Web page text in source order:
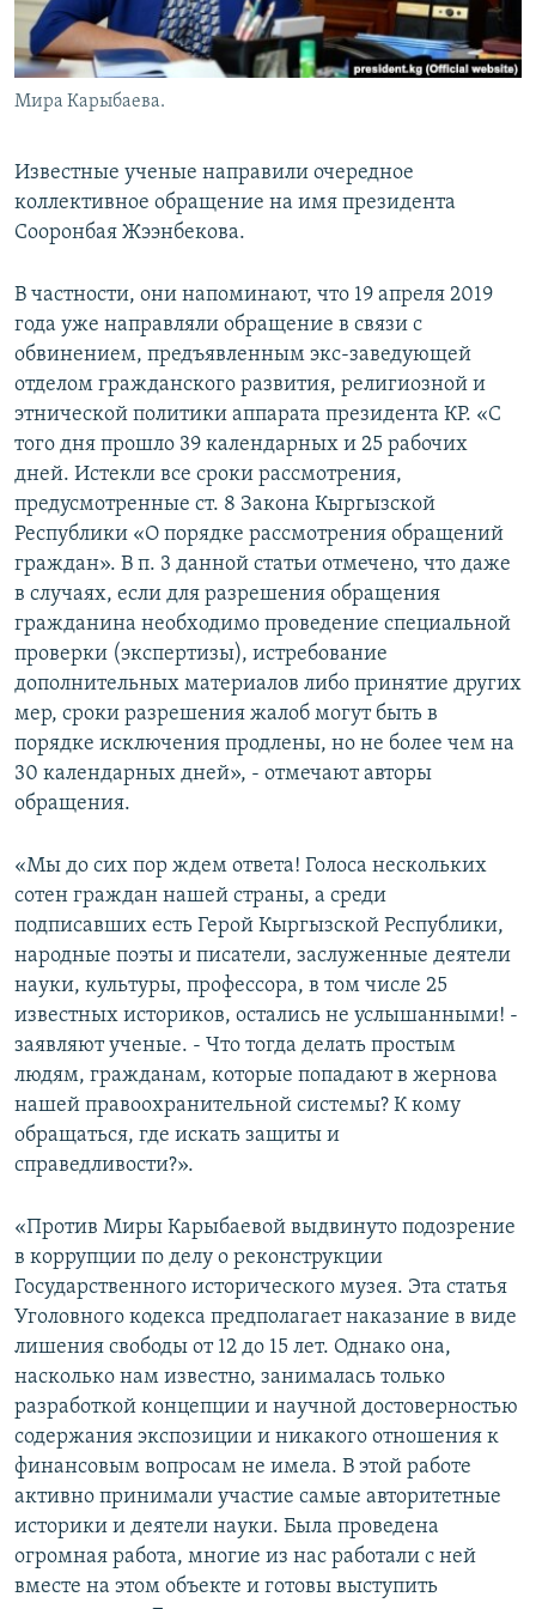
Мира Карыбаева.
Известные ученые направили очередное
коллективное обращение на имя президента
Сооронбая Жээнбекова.
В частности, они напоминают, что 19 апреля 2019
года уже направляли обращение в связи с
обвинением, предъявленным экс-заведующей
отделом гражданского развития, религиозной и
этнической политики аппарата президента КР. «С
того дня прошло 39 календарных и 25 рабочих
дней. Истекли все сроки рассмотрения,
предусмотренные ст. 8 Закона Кыргызской
Республики «О порядке рассмотрения обращений
граждан». В п. 3 данной статьи отмечено, что даже
в случаях, если для разрешения обращения
гражданина необходимо проведение специальной
проверки (экспертизы), истребование
дополнительных материалов либо принятие других
мер, сроки разрешения жалоб могут быть в
порядке исключения продлены, но не более чем на
30 календарных дней», - отмечают авторы
обращения.
«Мы до сих пор ждем ответа! Голоса нескольких
сотен граждан нашей страны, а среди
подписавших есть Герой Кыргызской Республики,
народные поэты и писатели, заслуженные деятели
науки, культуры, профессора, в том числе 25
известных историков, остались не услышанными! -
заявляют ученые. - Что тогда делать простым
людям, гражданам, которые попадают в жернова
нашей правоохранительной системы? К кому
обращаться, где искать защиты и
справедливости?».
«Против Миры Карыбаевой выдвинуто подозрение
в коррупции по делу о реконструкции
Государственного исторического музея. Эта статья
Уголовного кодекса предполагает наказание в виде
лишения свободы от 12 до 15 лет. Однако она,
насколько нам известно, занималась только
разработкой концепции и научной достоверностью
содержания экспозиции и никакого отношения к
финансовым вопросам не имела. В этой работе
активно принимали участие самые авторитетные
историки и деятели науки. Была проведена
огромная работа, многие из нас работали с ней
вместе на этом объекте и готовы выступить